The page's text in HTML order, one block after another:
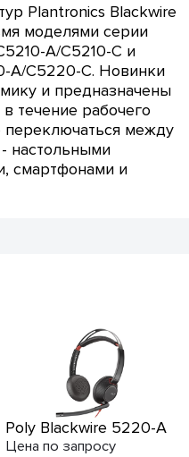
Plantronics Blackwire
моделями серии
A/C5210-C и
A/C5220-C. Новинки
и предназначены
течение рабочего
переключаться между
настольными
смартфонами и
Poly Blackwire 5220-A
Цена по запросу